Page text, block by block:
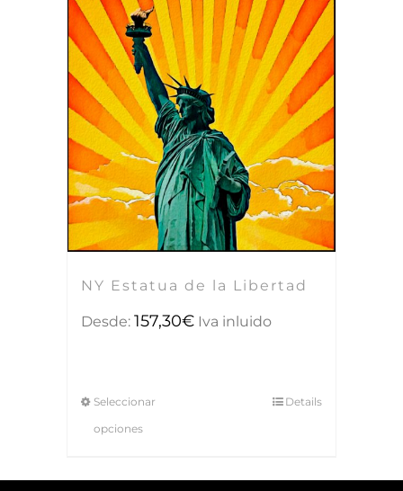
NY Estatua de la Libertad
Desde: 157,30€ Iva inluido
Seleccionar
opciones
Details